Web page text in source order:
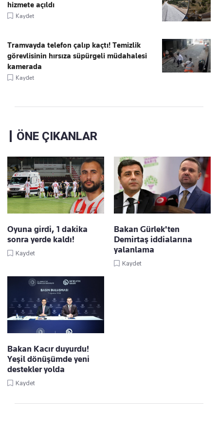
hizmete açıldı
Kaydet
Tramvayda telefon çalıp kaçtı! Temizlik
görevlisinin hırsıza süpürgeli müdahalesi
kamerada
Kaydet
ÖNE ÇIKANLAR
Oyuna girdi, 1 dakika
sonra yerde kaldı!
Kaydet
Bakan Gürlek'ten
Demirtaş iddialarına
yalanlama
Kaydet
Bakan Kacır duyurdu!
Yeşil dönüşümde yeni
destekler yolda
Kaydet